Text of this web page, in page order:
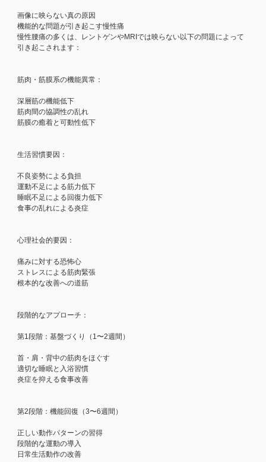
画像に映らない真の原因
機能的な問題が引き起こす慢性痛
慢性腰痛の多くは、レントゲンやMRIでは映らない以下の問題によって
引き起こされます：
筋肉・筋膜系の機能異常：
深層筋の機能低下
筋肉間の協調性の乱れ
筋膜の癒着と可動性低下
生活習慣要因：
不良姿勢による負担
運動不足による筋力低下
睡眠不足による回復力低下
食事の乱れによる炎症
心理社会的要因：
痛みに対する恐怖心
ストレスによる筋肉緊張
根本的な改善への道筋
段階的なアプローチ：
第1段階：基盤づくり（1〜2週間）
首・肩・背中の筋肉をほぐす
適切な睡眠と入浴習慣
炎症を抑える食事改善
第2段階：機能回復（3〜6週間）
正しい動作パターンの習得
段階的な運動の導入
日常生活動作の改善